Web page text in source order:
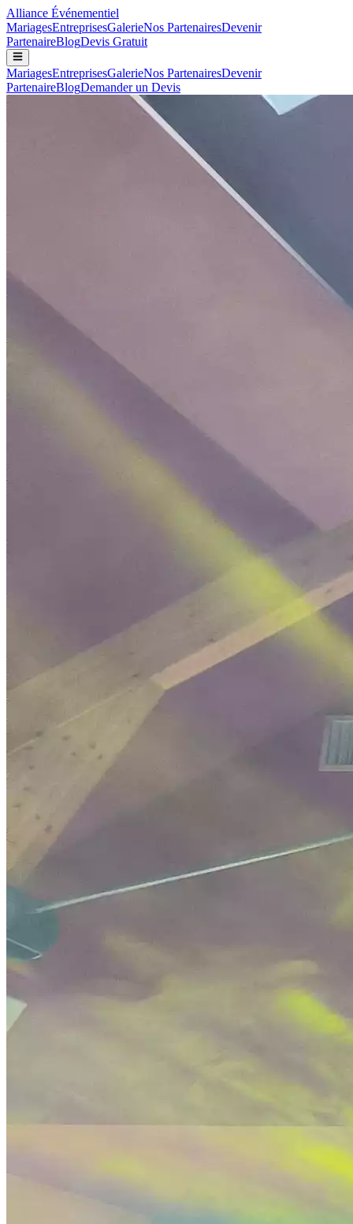
Alliance Événementiel
MariagesEntreprisesGalerieNos PartenairesDevenir
PartenaireBlogDevis Gratuit
MariagesEntreprisesGalerieNos PartenairesDevenir
PartenaireBlogDemander un Devis